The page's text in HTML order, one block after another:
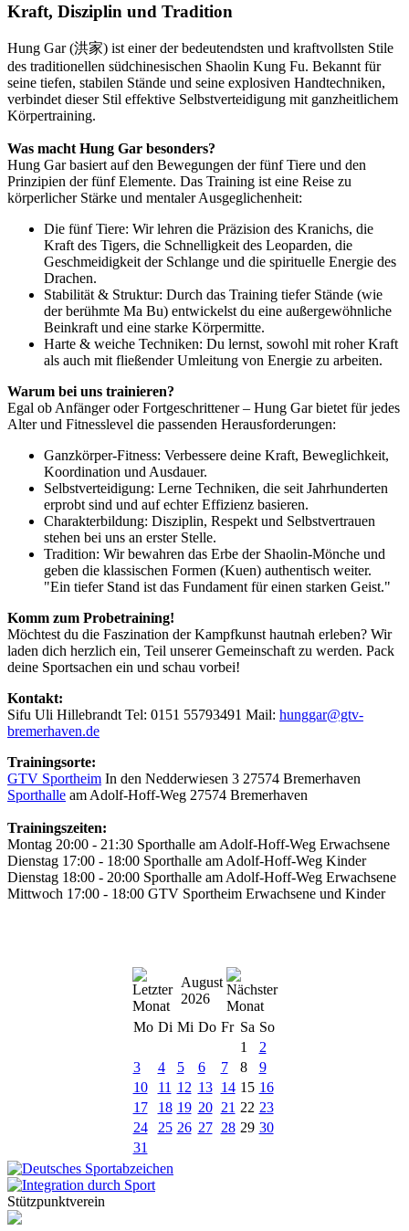
Kraft, Disziplin und Tradition
Hung Gar (洪家) ist einer der bedeutendsten und kraftvollsten Stile
des traditionellen südchinesischen Shaolin Kung Fu. Bekannt für
seine tiefen, stabilen Stände und seine explosiven Handtechniken,
verbindet dieser Stil effektive Selbstverteidigung mit ganzheitlichem
Körpertraining.
Was macht Hung Gar besonders?
Hung Gar basiert auf den Bewegungen der fünf Tiere und den
Prinzipien der fünf Elemente. Das Training ist eine Reise zu
körperlicher Stärke und mentaler Ausgeglichenheit:
Die fünf Tiere: Wir lehren die Präzision des Kranichs, die
Kraft des Tigers, die Schnelligkeit des Leoparden, die
Geschmeidigkeit der Schlange und die spirituelle Energie des
Drachen.
Stabilität & Struktur: Durch das Training tiefer Stände (wie
der berühmte Ma Bu) entwickelst du eine außergewöhnliche
Beinkraft und eine starke Körpermitte.
Harte & weiche Techniken: Du lernst, sowohl mit roher Kraft
als auch mit fließender Umleitung von Energie zu arbeiten.
Warum bei uns trainieren?
Egal ob Anfänger oder Fortgeschrittener – Hung Gar bietet für jedes
Alter und Fitnesslevel die passenden Herausforderungen:
Ganzkörper-Fitness: Verbessere deine Kraft, Beweglichkeit,
Koordination und Ausdauer.
Selbstverteidigung: Lerne Techniken, die seit Jahrhunderten
erprobt sind und auf echter Effizienz basieren.
Charakterbildung: Disziplin, Respekt und Selbstvertrauen
stehen bei uns an erster Stelle.
Tradition: Wir bewahren das Erbe der Shaolin-Mönche und
geben die klassischen Formen (Kuen) authentisch weiter.
⁠"Ein tiefer Stand ist das Fundament für einen starken Geist."
Komm zum Probetraining!
Möchtest du die Faszination der Kampfkunst hautnah erleben? Wir
laden dich herzlich ein, Teil unserer Gemeinschaft zu werden. Pack
deine Sportsachen ein und schau vorbei!
Kontakt:
Sifu Uli Hillebrandt Tel: 0151 55793491 Mail: hunggar@gtv-
bremerhaven.de
Trainingsorte:
GTV Sportheim In den Nedderwiesen 3 27574 Bremerhaven
Sporthalle am Adolf-Hoff-Weg 27574 Bremerhaven
Trainingszeiten:
Montag 20:00 - 21:30 Sporthalle am Adolf-Hoff-Weg Erwachsene
Dienstag 17:00 - 18:00 Sporthalle am Adolf-Hoff-Weg Kinder
Dienstag 18:00 - 20:00 Sporthalle am Adolf-Hoff-Weg Erwachsene
Mittwoch 17:00 - 18:00 GTV Sportheim Erwachsene und Kinder
August
2026
Mo Di Mi Do Fr Sa So
1
2
3
4 5 6 7 8
9
10
11 12 13 14 15 16
17
18 19 20 21 22 23
24
25 26 27 28 29 30
31
Stützpunktverein